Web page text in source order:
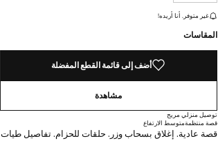
القطع الأخيرة!
غير متوفر. أنا أريده!
المقاسات
أضف إلى قائمة القطع المفضلة
مشاهدة
توصيل منزلي مريح
قصة منتظمةمتوسط الارتفاع
قصة عادية. إغلاق بسحاب وزر. حلقات للحزام. تفاصيل طيات